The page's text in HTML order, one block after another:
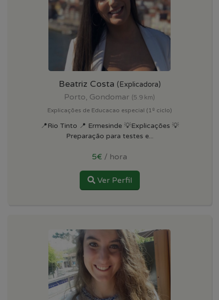
Beatriz Costa (Explicadora)
Porto, Gondomar (5.9 km)
Explicações de Educacao especial (1º ciclo)
📍Rio Tinto 📍 Ermesinde 💡Explicações 💡
Preparação para testes e...
5€ / hora
Ver Perfil